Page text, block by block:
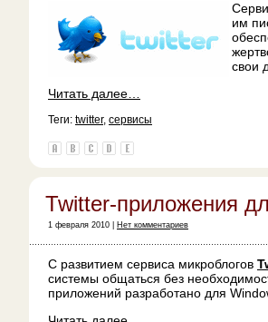
им
свои
Читать далее…
Теги: twitter, сервисы
Twitter-приложения
1 февраля 2010 | Нет комментариев
С развитием сервиса микроблогов
системы общаться без
приложений разработано для